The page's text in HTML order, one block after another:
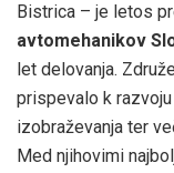
Bistrica – je letos
avtomehanikov
let delovanja.
prispevalo k
izobraževanja ter
Med njihovimi